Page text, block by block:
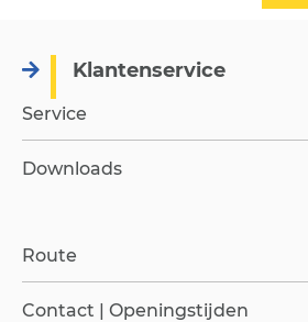
Klantenservice
Service
Downloads
Route
Contact | Openingstijden